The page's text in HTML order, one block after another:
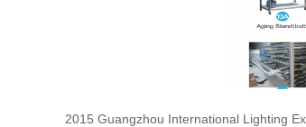
2015 Guangzhou International Lighting